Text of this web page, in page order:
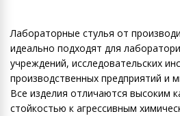
Лабораторные стулья от
идеально подходят для
учреждений, исследовательских
производственных предприятий и
Все изделия отличаются высоким
стойкостью к агрессивным